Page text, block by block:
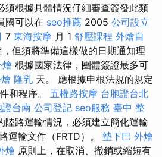
須根據具體情況仔細審查簽發此類
國可以在 seo推薦 2005 公司設立
7 東海按摩 月 1 舒壓課程 外燴自
但須將準備這樣做的日期通知理
燴 根據國家法律，團體簽證最多可
隆乳 天。 應根據申根法規的規定
和程序。 五權路按摩 台胞證台北
證台南 公司登記 seo服務 臺中 整
陸路運輸情況，必須建立簡化運輸
運輸文件（FRTD）。 墊下巴 外燴
燴 原則上，在取消、撤銷或縮短有